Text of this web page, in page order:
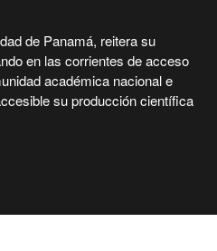
de Panamá, reitera su
en las corrientes de acceso
académica nacional e
su producción científica